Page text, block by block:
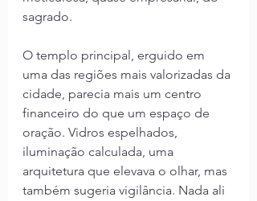
sagrado.
O templo principal, erguido em
uma das regiões mais valorizadas da
cidade, parecia mais um centro
financeiro do que um espaço de
oração. Vidros espelhados,
iluminação calculada, uma
arquitetura que elevava o olhar, mas
também sugeria vigilância. Nada ali